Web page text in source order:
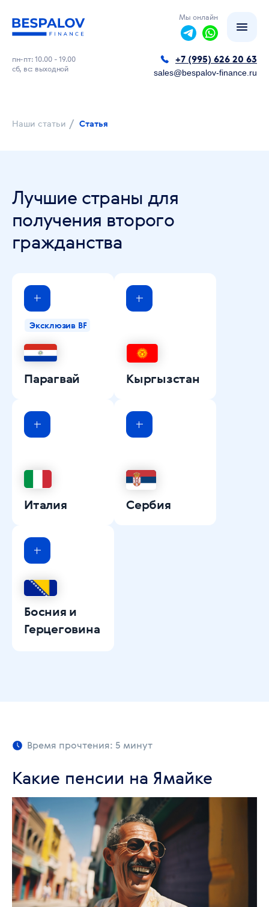
sales@bespalov-finance.ru
+7 (995) 626 20 63
Мы онлайн
пн-пт: 10.00 - 19.00
сб, вс: выходной
Наши статьи / Статья
Лучшие страны для
получения второго
гражданства
Эксклюзив BF
Парагвай Кыргызстан
Италия Сербия
Босния и
Герцеговина
Время прочтения: 5 минут
Какие пенсии на Ямайке